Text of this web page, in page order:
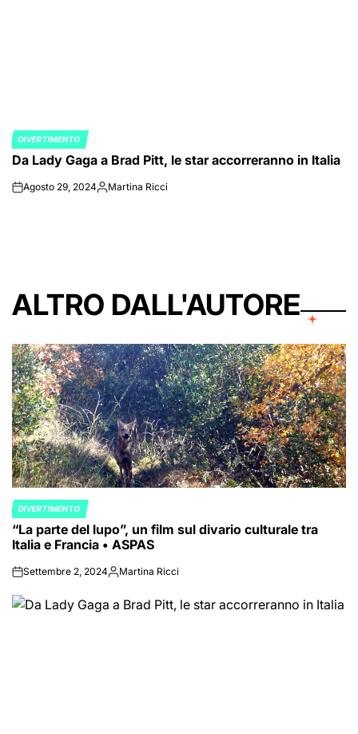
POSTED
IN
DIVERTIMENTO
Da Lady Gaga a Brad Pitt, le star accorreranno in Italia
onAgosto 29, 2024PostedMartina Ricci
ALTRO DALL'AUTORE
POSTED
IN
DIVERTIMENTO
“La parte del lupo”, un film sul divario culturale tra
Italia e Francia • ASPAS
onSettembre 2, 2024PostedMartina Ricci